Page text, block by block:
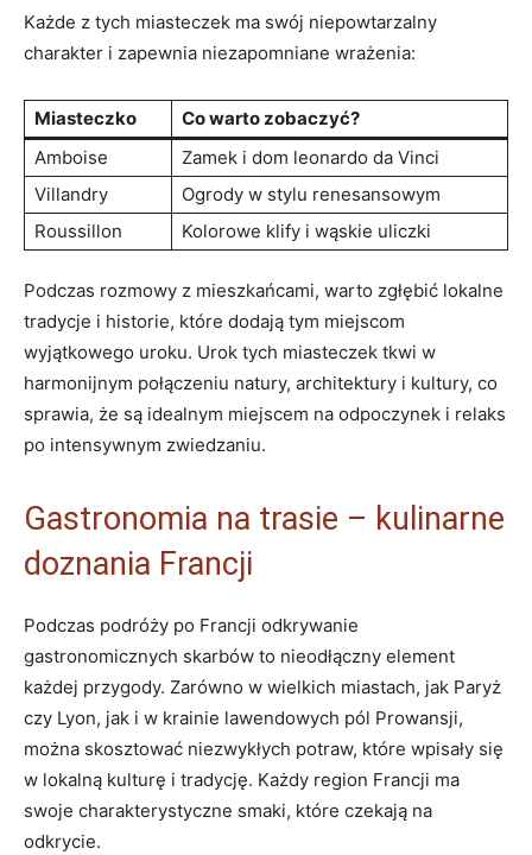
Każde z tych miasteczek ma swój niepowtarzalny
charakter i zapewnia niezapomniane wrażenia:
Miasteczko
Co warto zobaczyć?
Amboise
Zamek i dom leonardo da Vinci
Villandry
Ogrody w stylu renesansowym
Roussillon
Kolorowe klify i wąskie uliczki
Podczas rozmowy z mieszkańcami, warto zgłębić lokalne
tradycje i historie, które dodają tym miejscom
wyjątkowego uroku. Urok tych miasteczek tkwi w
harmonijnym połączeniu natury, architektury i kultury, co
sprawia, że są idealnym miejscem na odpoczynek i relaks
po intensywnym zwiedzaniu.
Gastronomia na trasie – kulinarne
doznania Francji
Podczas podróży po Francji odkrywanie
gastronomicznych skarbów to nieodłączny element
każdej przygody. Zarówno w wielkich miastach, jak Paryż
czy Lyon, jak i w krainie lawendowych pól Prowansji,
można skosztować niezwykłych potraw, które wpisały się
w lokalną kulturę i tradycję. Każdy region Francji ma
swoje charakterystyczne smaki, które czekają na
odkrycie.